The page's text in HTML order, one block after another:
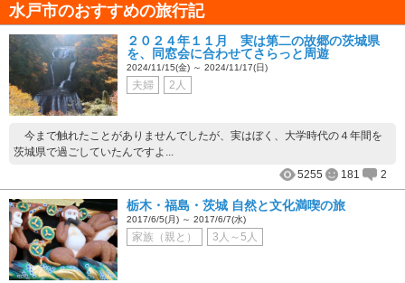
水戸市のおすすめの旅行記
２０２４年１１月 実は第二の故郷の茨城県
を、同窓会に合わせてさらっと周遊
2024/11/15(金) ～ 2024/11/17(日)
夫婦 2人
今まで触れたことがありませんでしたが、実はぼく、大学時代の４年間を
茨城県で過ごしていたんですよ...
5255
181 2
栃木・福島・茨城 自然と文化満喫の旅
2017/6/5(月) ～ 2017/6/7(水)
家族（親と） 3人～5人